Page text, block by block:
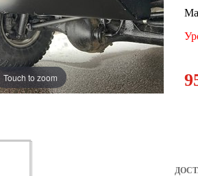
Touch to zoom